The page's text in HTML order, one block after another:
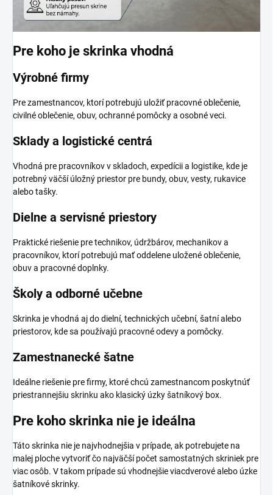
Pre koho je skrinka vhodná
Výrobné firmy
Pre zamestnancov, ktorí potrebujú uložiť pracovné oblečenie,
civilné oblečenie, obuv, ochranné pomôcky a osobné veci.
Sklady a logistické centrá
Vhodná pre pracovníkov v skladoch, expedícii a logistike, kde je
potrebný väčší úložný priestor pre bundy, obuv, vesty, rukavice
alebo tašky.
Dielne a servisné priestory
Praktické riešenie pre technikov, údržbárov, mechanikov a
pracovníkov, ktorí potrebujú mať oddelene uložené oblečenie,
obuv a pracovné doplnky.
Školy a odborné učebne
Skrinka je vhodná aj do dielní, technických učební, šatní alebo
priestorov, kde sa používajú pracovné odevy a pomôcky.
Zamestnanecké šatne
Ideálne riešenie pre firmy, ktoré chcú zamestnancom poskytnúť
priestrannejšiu skrinku ako klasický úzky šatníkový box.
Pre koho skrinka nie je ideálna
Táto skrinka nie je najvhodnejšia v prípade, ak potrebujete na
malej ploche vytvoriť čo najväčší počet samostatných skriniek pre
viac osôb. V takom prípade sú vhodnejšie viacdverové alebo úzke
šatníkové skrinky.